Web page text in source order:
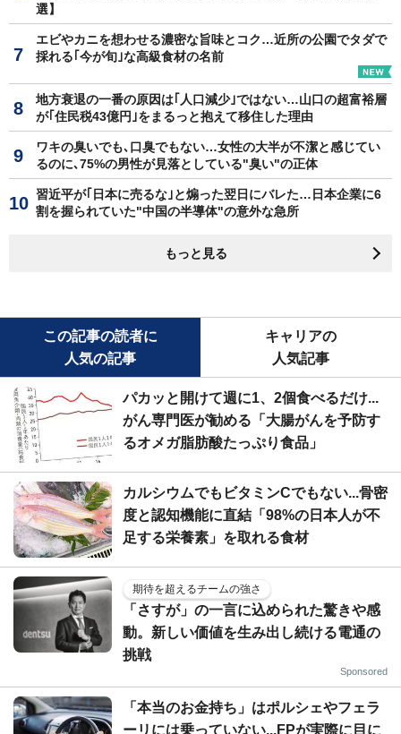
選】
エビやカニを想わせる濃密な旨味とコク…近所の公園でタダで
採れる｢今が旬｣な高級食材の名前
地方衰退の一番の原因は｢人口減少｣ではない…山口の超富裕層
が｢住民税43億円｣をまるっと抱えて移住した理由
ワキの臭いでも､口臭でもない…女性の大半が不潔と感じてい
るのに､75%の男性が見落としている"臭い"の正体
習近平が｢日本に売るな｣と煽った翌日にバレた…日本企業に6
割を握られていた"中国の半導体"の意外な急所
もっと見る
この記事の読者に
人気の記事
キャリアの
人気記事
パカッと開けて週に1、2個食べるだけ...
がん専門医が勧める「大腸がんを予防す
るオメガ脂肪酸たっぷり食品」
カルシウムでもビタミンCでもない...骨密
度と認知機能に直結「98%の日本人が不
足する栄養素」を取れる食材
期待を超えるチームの強さ
「さすが」の一言に込められた驚きや感
動。新しい価値を生み出し続ける電通の
挑戦
Sponsored
「本当のお金持ち」はポルシェやフェラ
ーリには乗っていない...FPが実際に目に